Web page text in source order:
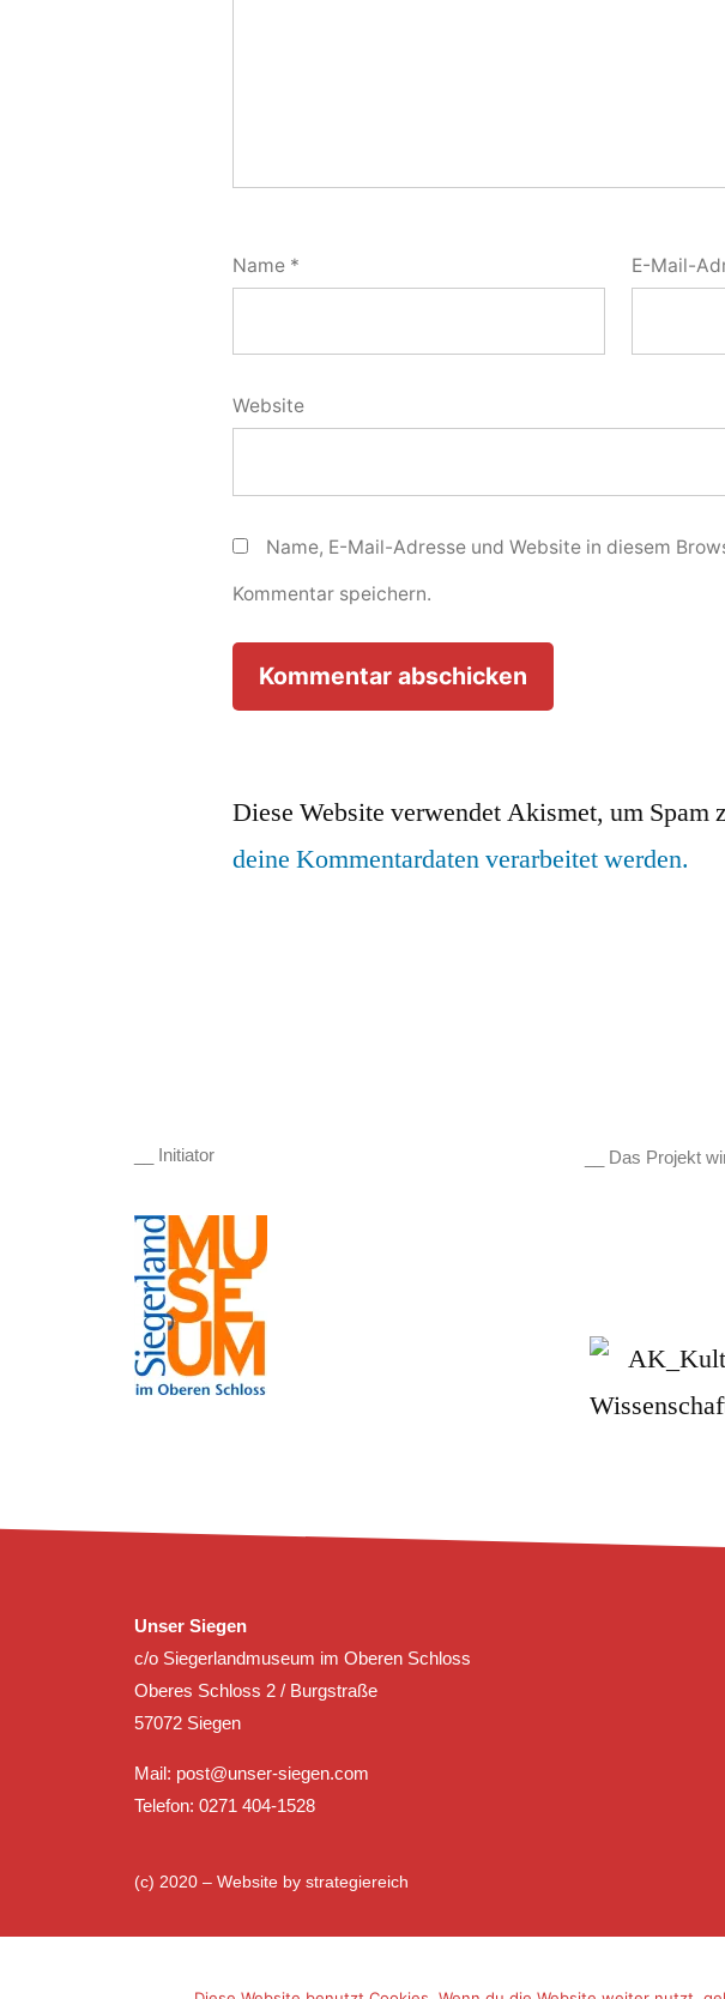
Name * E-Mail-
Website
Name, E-Mail-Adresse und Website in diesem
Kommentar speichern.
Diese Website verwendet Akismet, um Spam
deine Kommentardaten verarbeitet werden.
__ Initiator __ Das Projekt
Unser Siegen
c/o Siegerlandmuseum im Oberen Schloss
Oberes Schloss 2 / Burgstraße
57072 Siegen
Mail: post@unser-siegen.com
Telefon: 0271 404-1528
(c) 2020 – Website by strategiereich